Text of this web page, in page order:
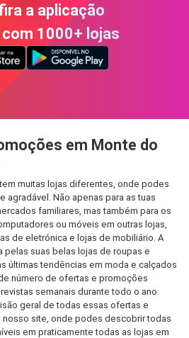
a aplicação
1000+ lojas
em Monte do
muitas lojas diferentes, onde podes
agradável. Não apenas para as tuas
familiares, mas também para os
ou móveis em outras lojas,
de eletrónica e lojas de mobiliário. A
suas belas lojas de roupas e
últimas tendências em moda e calçados
número de ofertas e promoções
semanais durante todo o ano.
geral de todas essas ofertas e
site, onde podes descobrir todas
em praticamente todas as lojas em